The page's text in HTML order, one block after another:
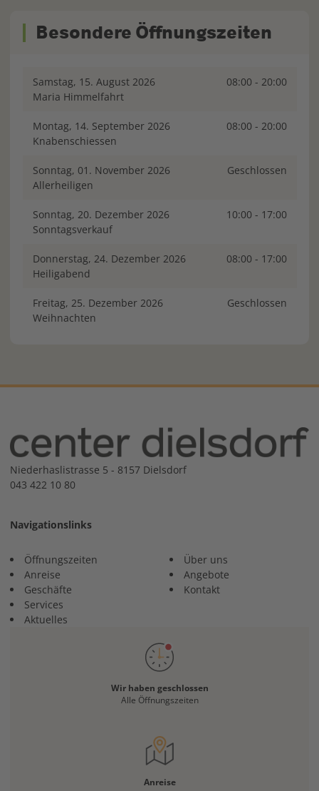
Besondere Öffnungszeiten
Samstag, 15. August 2026
Maria Himmelfahrt
08:00 - 20:00
Montag, 14. September 2026
Knabenschiessen
08:00 - 20:00
Sonntag, 01. November 2026
Allerheiligen
Geschlossen
Sonntag, 20. Dezember 2026
Sonntagsverkauf
10:00 - 17:00
Donnerstag, 24. Dezember 2026
Heiligabend
08:00 - 17:00
Freitag, 25. Dezember 2026
Weihnachten
Geschlossen
Niederhaslistrasse 5 - 8157 Dielsdorf
043 422 10 80
Navigationslinks
Öffnungszeiten
Anreise
Geschäfte
Services
Aktuelles
Über uns
Angebote
Kontakt
Wir haben geschlossen
Alle Öffnungszeiten
Anreise